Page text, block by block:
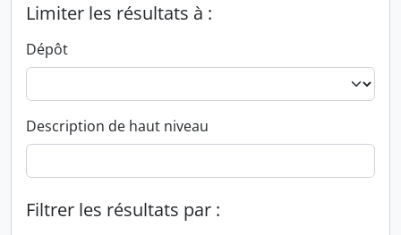
Limiter les résultats à :
Dépôt
Description de haut niveau
Filtrer les résultats par :